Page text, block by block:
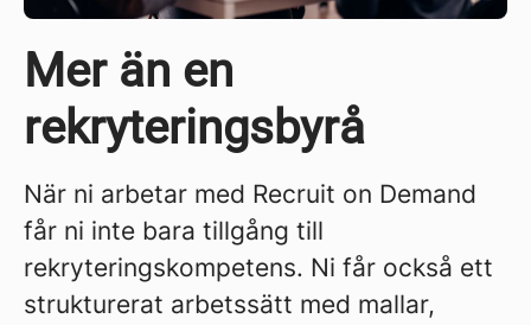
Mer än en
rekryteringsbyrå
När ni arbetar med Recruit on Demand
får ni inte bara tillgång till
rekryteringskompetens. Ni får också ett
strukturerat arbetssätt med mallar,